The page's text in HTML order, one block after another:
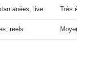
live Très
reels